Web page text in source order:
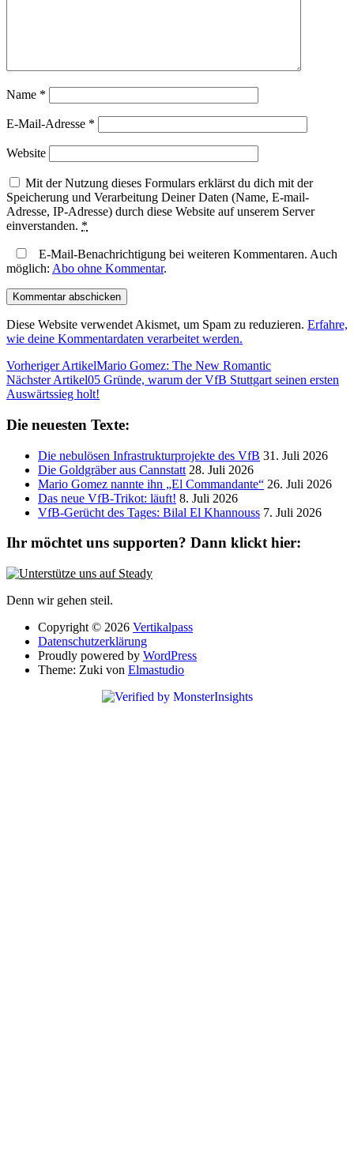
Name *
E-Mail-Adresse *
Website
Mit der Nutzung dieses Formulars erklärst du dich mit der
Speicherung und Verarbeitung Deiner Daten (Name, E-mail-
Adresse, IP-Adresse) durch diese Website auf unserem Server
einverstanden. *
E-Mail-Benachrichtigung bei weiteren Kommentaren. Auch
möglich: Abo ohne Kommentar.
Diese Website verwendet Akismet, um Spam zu reduzieren. Erfahre,
wie deine Kommentardaten verarbeitet werden.
Vorheriger ArtikelMario Gomez: The New Romantic
Nächster Artikel05 Gründe, warum der VfB Stuttgart seinen ersten
Auswärtssieg holt!
Die neuesten Texte:
Die nebulösen Infrastrukturprojekte des VfB 31. Juli 2026
Die Goldgräber aus Cannstatt 28. Juli 2026
Mario Gomez nannte ihn „El Commandante“ 26. Juli 2026
Das neue VfB-Trikot: läuft! 8. Juli 2026
VfB-Gerücht des Tages: Bilal El Khannouss 7. Juli 2026
Ihr möchtet uns supporten? Dann klickt hier:
Denn wir gehen steil.
Copyright © 2026 Vertikalpass
Datenschutzerklärung
Proudly powered by WordPress
Theme: Zuki von Elmastudio